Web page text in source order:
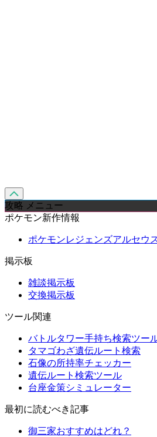
攻略 メニュー
ポケモン新作情報
ポケモンレジェンズアルセウ
掲示板
雑談掲示板
交換掲示板
ツール関連
バトルタワー手持ち検索ツー
タマゴわざ遺伝ルート検索
石像の所持率チェッカー
遺伝ルート検索ツール
台座金策シミュレーター
最初に読むべき記事
御三家おすすめはどれ？